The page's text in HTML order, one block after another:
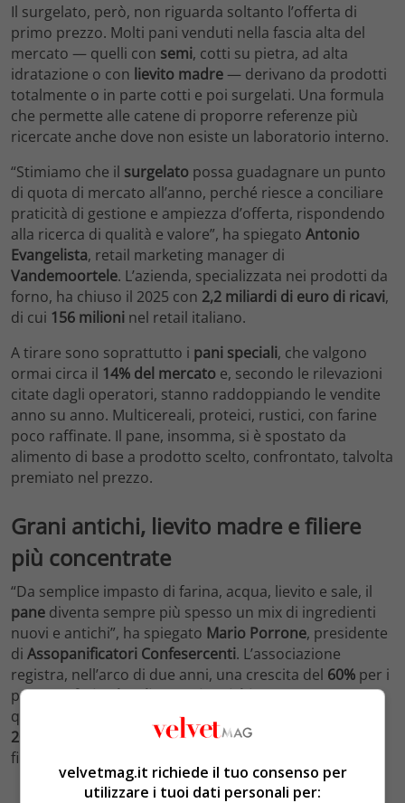
Il surgelato, però, non riguarda soltanto l’offerta di
primo prezzo. Molti pani venduti nella fascia alta del
mercato — quelli con semi, cotti su pietra, ad alta
idratazione o con lievito madre— derivano da prodotti
totalmente o in parte cotti e poi surgelati. Una formula
che permette alle catene di proporre referenze più
ricercate anche dove non esiste un laboratorio interno.
“Stimiamo che il surgelato possa guadagnare un punto
di quota di mercato all’anno, perché riesce a conciliare
praticità di gestione e ampiezza d’offerta, rispondendo
alla ricerca di qualità e valore”, ha spiegato Antonio
Evangelista, retail marketing manager di
Vandemoortele. L’azienda, specializzata nei prodotti da
forno, ha chiuso il 2025 con 2,2 miliardi di euro di ricavi,
di cui 156 milioni nel retail italiano.
A tirare sono soprattutto i pani speciali, che valgono
ormai circa il 14% del mercato e, secondo le rilevazioni
citate dagli operatori, stanno raddoppiando le vendite
anno su anno. Multicereali, proteici, rustici, con farine
poco raffinate. Il pane, insomma, si è spostato da
alimento di base a prodotto scelto, confrontato, talvolta
premiato nel prezzo.
Grani antichi, lievito madre e filiere
più concentrate
“Da semplice impasto di farina, acqua, lievito e sale, il
pane diventa sempre più spesso un mix di ingredienti
nuovi e antichi”, ha spiegato Mario Porrone, presidente
di Assopanificatori Confesercenti. L’associazione
registra, nell’arco di due anni, una crescita del 60% per i
pani confarine localiegrani antichi, del35-40%per
quelli con fermentazioni lunghe e
20%
low carbo arricchite con legumi e
fibre.
velvetmag.it richiede il tuo consenso per
utilizzare i tuoi dati personali per: